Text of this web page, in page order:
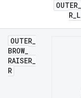
OUTER_
BROW_
RAISER_
R